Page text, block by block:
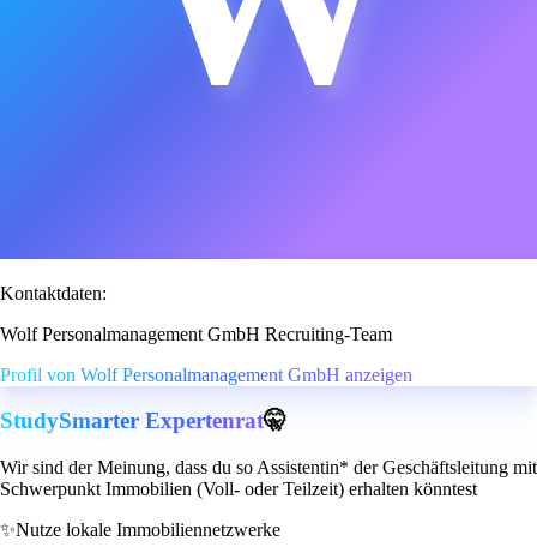
Kontaktdaten:
Wolf Personalmanagement GmbH Recruiting-Team
Profil von Wolf Personalmanagement GmbH anzeigen
StudySmarter Expertenrat🤫
Wir sind der Meinung, dass du so Assistentin* der Geschäftsleitung mit
Schwerpunkt Immobilien (Voll- oder Teilzeit) erhalten könntest
✨Nutze lokale Immobiliennetzwerke